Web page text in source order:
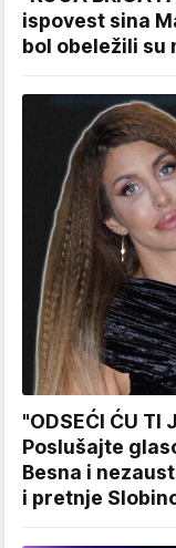
ispovest sina
bol obeležili su
"ODSEĆI ĆU TI
Poslušajte
Besna i
i pretnje